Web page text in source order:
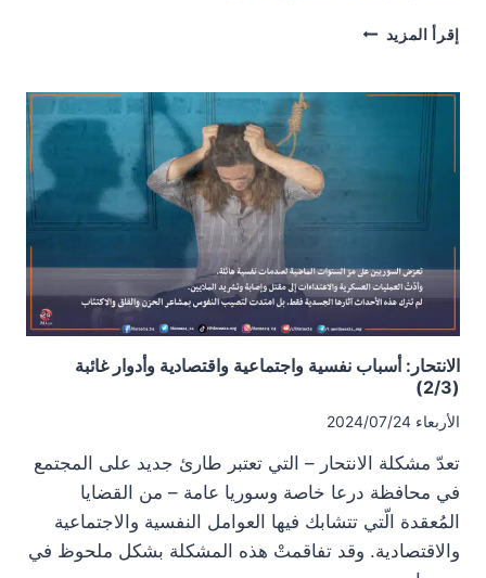
إقرأ المزيد الانتحار:
لمواجهة
الانتحار: أسباب نفسية واجتماعية واقتصادية وأدوار غائبة
(2/3)
الأربعاء 2024/07/24
تعدّ مشكلة الانتحار – التي تعتبر طارئ جديد على المجتمع
في محافظة درعا خاصة وسوريا عامة – من القضايا
المُعقدة الّتي تتشابك فيها العوامل النفسية والاجتماعية
والاقتصادية. وقد تفاقمتْ هذه المشكلة بشكل ملحوظ في